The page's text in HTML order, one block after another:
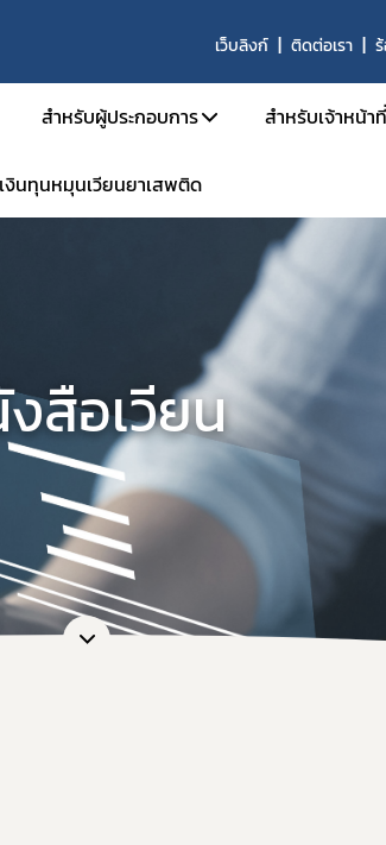
เว็บลิงก์ ติดต่อเรา
แบบ
ด
กับวัตถุเสพติด
สำหรับผู้ประกอบการ
เอกสารเปิดสิทธิ์เข้าใช้ระบบ E-
การขออนุญาตสำหรับสถานพยาบาล
การขออนุญาตครอบครองยาเสพติดให้โท
การขออนุญาตยาเสพติดให้โทษในประเภท 4
การขออนุญาตนำเข้า-ส่งออกเฉพาะคร
การขอหนังสือรับรองการนำหรือสั่งเข้าม
การขออนุญาตวัตถุออกฤทธิ์ในประเภท 1
การขออนุญาตยาเสพติดให้โทษในประเภท 1
ขออนุญาตผลิต นำเข้า ส่งออก ยาเสพติด
การขออนุญาตยาเสพติดให้โทษในประเภท 5
การอนุญาตทะเบียนตำรับ / โฆษณา / หนั
หลักเกณฑ์และเงื่อนไขการตรวจประเมิ
สำหรับเจ้าหน้า
คู่มือการใ
คู่มือกำหน
คำสั่ง อย.
กลุ่ม Open
E-learning
การต
ประชุมชี้แจ
การอ
การอนุ
กฎกร
กฎกระ
กฎกร
งินทุนหมุนเวียนยาเสพติด
สือเวียน